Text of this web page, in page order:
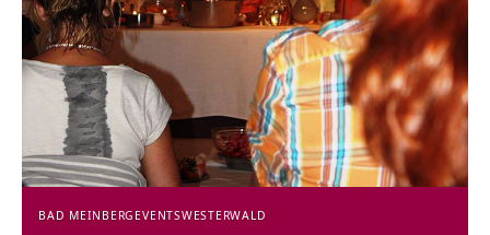
BAD MEINBERG EVENTSWESTERWALD